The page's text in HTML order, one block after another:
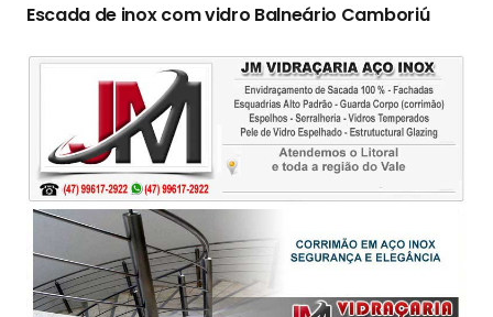
Escada de inox com vidro Balneário Camboriú